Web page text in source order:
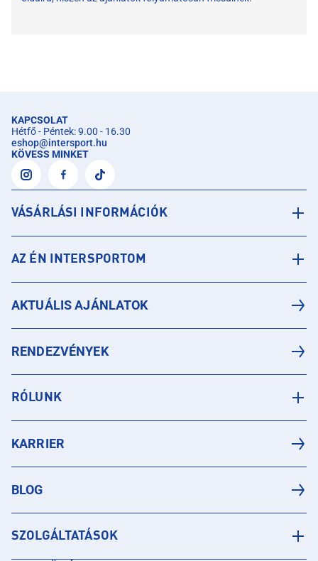
KAPCSOLAT
Hétfő - Péntek: 9.00 - 16.30
eshop@intersport.hu
KÖVESS MINKET
VÁSÁRLÁSI INFORMÁCIÓK
AZ ÉN INTERSPORTOM
AKTUÁLIS AJÁNLATOK
RENDEZVÉNYEK
RÓLUNK
KARRIER
BLOG
SZOLGÁLTATÁSOK